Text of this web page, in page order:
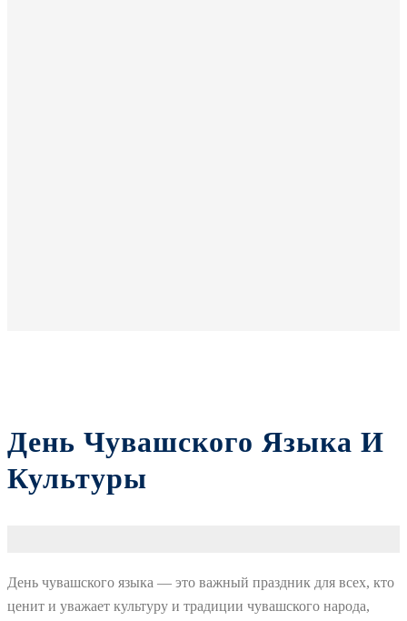
День Чувашского Языка И
Культуры
День чувашского языка — это важный праздник для всех, кто
ценит и уважает культуру и традиции чувашского народа,